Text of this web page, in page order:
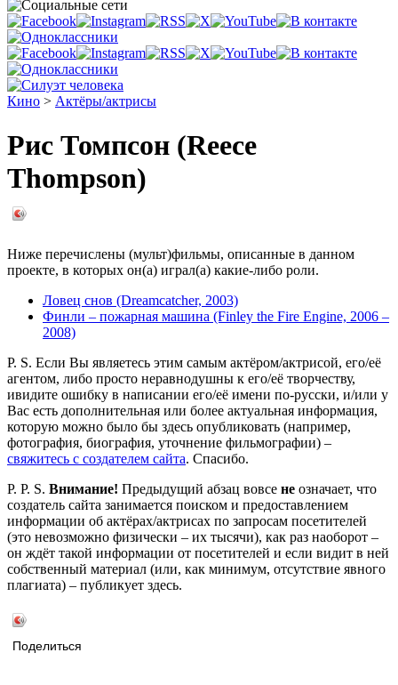
Кино > Актёры/актрисы
Рис Томпсон (Reece
Thompson)
Ниже перечислены (мульт)фильмы, описанные в данном
проекте, в которых он(а) играл(а) какие-либо роли.
Ловец снов (Dreamcatcher, 2003)
Финли – пожарная машина (Finley the Fire Engine, 2006 –
2008)
P. S. Если Вы являетесь этим самым актёром/актрисой, его/её
агентом, либо просто неравнодушны к его/её творчеству,
ивидите ошибку в написании его/её имени по-русски, и/или у
Вас есть дополнительная или более актуальная информация,
которую можно было бы здесь опубликовать (например,
фотография, биография, уточнение фильмографии) –
свяжитесь с создателем сайта. Спасибо.
P. P. S. Внимание! Предыдущий абзац вовсе не означает, что
создатель сайта занимается поиском и предоставлением
информации об актёрах/актрисах по запросам посетителей
(это невозможно физически – их тысячи), как раз наоборот –
он ждёт такой информации от посетителей и если видит в ней
собственный материал (или, как минимум, отсутствие явного
плагиата) – публикует здесь.
Поделиться